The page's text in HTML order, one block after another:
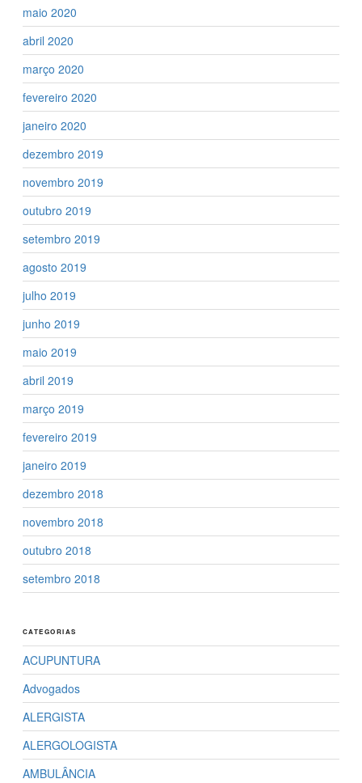
maio 2020
abril 2020
março 2020
fevereiro 2020
janeiro 2020
dezembro 2019
novembro 2019
outubro 2019
setembro 2019
agosto 2019
julho 2019
junho 2019
maio 2019
abril 2019
março 2019
fevereiro 2019
janeiro 2019
dezembro 2018
novembro 2018
outubro 2018
setembro 2018
CATEGORIAS
ACUPUNTURA
Advogados
ALERGISTA
ALERGOLOGISTA
AMBULÂNCIA